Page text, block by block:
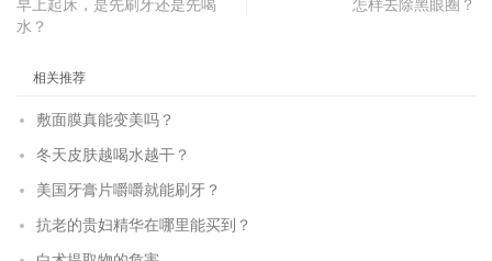
早上起床，是先刷牙还是先喝
水？
怎样去除黑眼圈？
相关推荐
敷面膜真能变美吗？
冬天皮肤越喝水越干？
美国牙膏片嚼嚼就能刷牙？
抗老的贵妇精华在哪里能买到？